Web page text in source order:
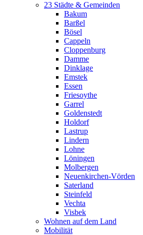
23 Städte & Gemeinden
Bakum
Barßel
Bösel
Cappeln
Cloppenburg
Damme
Dinklage
Emstek
Essen
Friesoythe
Garrel
Goldenstedt
Holdorf
Lastrup
Lindern
Lohne
Löningen
Molbergen
Neuenkirchen-Vörden
Saterland
Steinfeld
Vechta
Visbek
Wohnen auf dem Land
Mobilität